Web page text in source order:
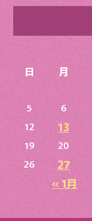
日
月
« 1月
5
6
12
13
19
20
26
27